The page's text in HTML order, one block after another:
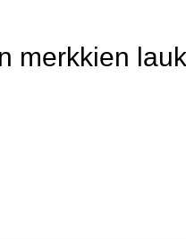
merkkien